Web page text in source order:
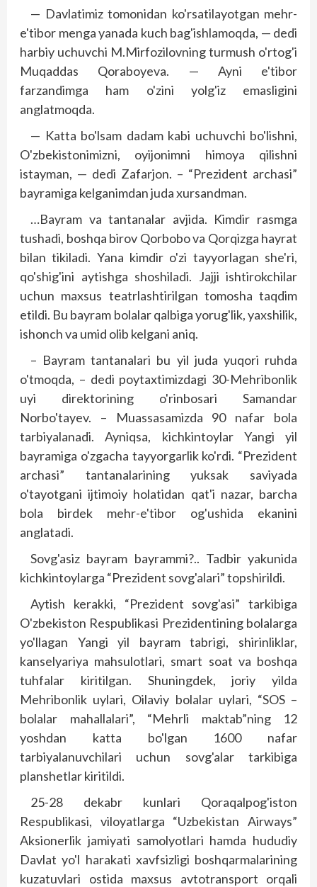
— Davlatimiz tomonidan ko'rsatilayotgan mehr-
e'tibor menga yanada kuch bag'ishlamoqda, — dedi
harbiy uchuvchi M.Mirfozilovning turmush o'rtog'i
Muqaddas Qoraboyeva. — Ayni e'tibor
farzandimga ham o'zini yolg'iz emasligini
anglatmoqda.
— Katta bo'lsam dadam kabi uchuvchi bo'lishni,
O'zbekistonimizni, oyijonimni himoya qilishni
istayman, — dedi Zafarjon. – “Prezident archasi”
bayramiga kelganimdan juda xursandman.
…Bayram va tantanalar avjida. Kimdir rasmga
tushadi, boshqa birov Qorbobo va Qorqizga hayrat
bilan tikiladi. Yana kimdir o'zi tayyorlagan she'ri,
qo'shig'ini aytishga shoshiladi. Jajji ishtirokchilar
uchun maxsus teatrlashtirilgan tomosha taqdim
etildi. Bu bayram bolalar qalbiga yorug'lik, yaxshilik,
ishonch va umid olib kelgani aniq.
– Bayram tantanalari bu yil juda yuqori ruhda
o'tmoqda, – dedi poytaxtimizdagi 30-Mehribonlik
uyi direktorining o'rinbosari Samandar
Norbo'tayev. – Muassasamizda 90 nafar bola
tarbiyalanadi. Ayniqsa, kichkintoylar Yangi yil
bayramiga o'zgacha tayyorgarlik ko'rdi. “Prezident
archasi” tantanalarining yuksak saviyada
o'tayotgani ijtimoiy holatidan qat'i nazar, barcha
bola birdek mehr-e'tibor og'ushida ekanini
anglatadi.
Sovg'asiz bayram bayrammi?.. Tadbir yakunida
kichkintoylarga “Prezident sovg'alari” topshirildi.
Aytish kerakki, “Prezident sovg'asi” tarkibiga
O'zbekiston Respublikasi Prezidentining bolalarga
yo'llagan Yangi yil bayram tabrigi, shirinlik­lar,
kanselyariya mahsulotlari, smart soat va boshqa
tuhfalar kiritilgan. Shuningdek, joriy yilda
Mehribonlik uylari, Oilaviy bolalar uylari, “SOS –
bolalar mahallalari”, “Mehrli maktab”ning 12
yoshdan katta bo'lgan 1600 nafar
tarbiyalanuvchilari uchun sovg'alar tarkibiga
planshetlar kiritildi.
25-28 dekabr kunlari Qoraqalpog'iston
Respublikasi, viloyatlarga “Uzbekistan Airways”
Aksionerlik jamiyati samolyotlari hamda hududiy
Davlat yo'l harakati xavfsizligi boshqarmalarining
kuzatuvlari ostida maxsus avtotransport orqali